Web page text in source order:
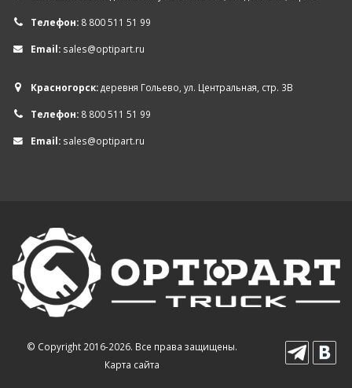
Телефон: 8 800 511 51 99
Email: sales@optipart.ru
Красногорск:деревня Гольево, ул. Центральная, стр. 3В
Телефон: 8 800 511 51 99
Email: sales@optipart.ru
© Copyright 2016-2026. Все права защищены.
Карта сайта